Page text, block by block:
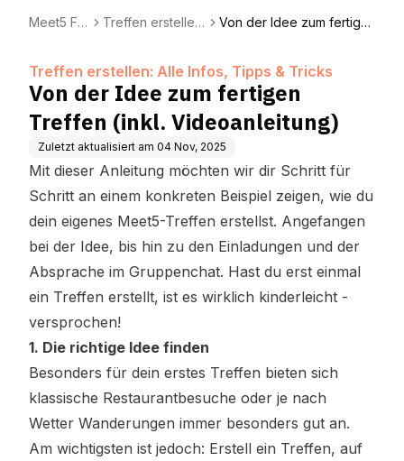
Meet5 FA
Treffen erstellen:
Von der Idee zum fertige
Treffen erstellen: Alle Infos, Tipps & Tricks
Von der Idee zum fertigen
Treffen (inkl. Videoanleitung)
Zuletzt aktualisiert am 04 Nov, 2025
Mit dieser Anleitung möchten wir dir Schritt für
Schritt an einem konkreten Beispiel zeigen, wie du
dein eigenes Meet5-Treffen erstellst. Angefangen
bei der Idee, bis hin zu den Einladungen und der
Absprache im Gruppenchat. Hast du erst einmal
ein Treffen erstellt, ist es wirklich kinderleicht -
versprochen!
1. Die richtige Idee finden
Besonders für dein erstes Treffen bieten sich
klassische Restaurantbesuche oder je nach
Wetter Wanderungen immer besonders gut an.
Am wichtigsten ist jedoch: Erstell ein Treffen, auf